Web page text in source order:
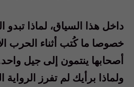
داخل هذا السياق، لماذا تبدو
خصوصا ما كُتب أثناء الحرب
أصحابها ينتمون إلى جيل
ولماذا برأيك لم تفرز الرواية